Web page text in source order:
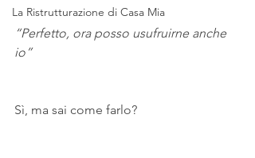
La Ristrutturazione di Casa Mia
“Perfetto, ora posso usufruirne anche
io”
Sì, ma sai come farlo?